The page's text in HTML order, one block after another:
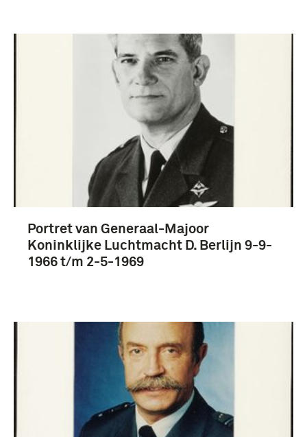
Fotografisch materiaal (17)
Koninklijke Luchtmacht (17)
Koninklijke Luchtmacht (1953-....) (17)
C-TL (16)
Portret van Generaal-Majoor
Koninklijke Luchtmacht D. Berlijn 9-9-
1966 t/m 2-5-1969